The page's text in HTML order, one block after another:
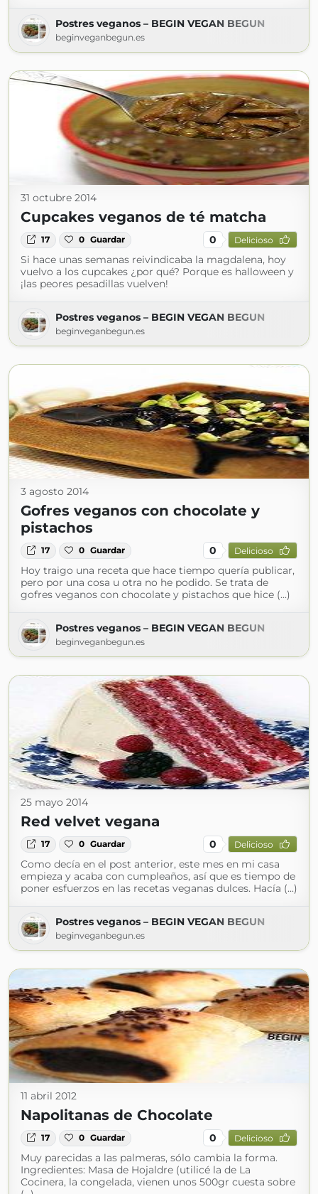
Postres veganos – BEGIN VEGAN BEGUN
beginveganbegun.es
31 octubre 2014
Cupcakes veganos de té matcha
17 0 Guardar 0 Delicioso
Si hace unas semanas reivindicaba la magdalena, hoy
vuelvo a los cupcakes ¿por qué? Porque es halloween y
¡las peores pesadillas vuelven!
Postres veganos – BEGIN VEGAN BEGUN
beginveganbegun.es
3 agosto 2014
Gofres veganos con chocolate y
pistachos
17 0 Guardar 0 Delicioso
Hoy traigo una receta que hace tiempo quería publicar,
pero por una cosa u otra no he podido. Se trata de
gofres veganos con chocolate y pistachos que hice (...)
Postres veganos – BEGIN VEGAN BEGUN
beginveganbegun.es
25 mayo 2014
Red velvet vegana
17 0 Guardar 0 Delicioso
Como decía en el post anterior, este mes en mi casa
empieza y acaba con cumpleaños, así que es tiempo de
poner esfuerzos en las recetas veganas dulces. Hacía (...)
Postres veganos – BEGIN VEGAN BEGUN
beginveganbegun.es
11 abril 2012
Napolitanas de Chocolate
17 0 Guardar 0 Delicioso
Muy parecidas a las palmeras, sólo cambia la forma.
Ingredientes: Masa de Hojaldre (utilicé la de La
Cocinera, la congelada, vienen unos 500gr cuesta sobre